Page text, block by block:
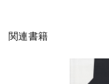
関連書籍